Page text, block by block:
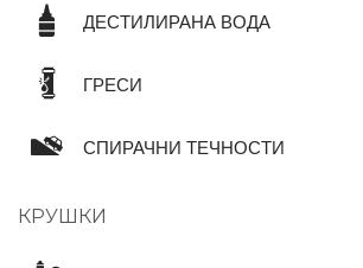
ДЕСТИЛИРАНА ВОДА
ГРЕСИ
СПИРАЧНИ ТЕЧНОСТИ
КРУШКИ